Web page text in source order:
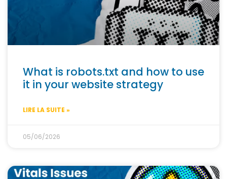
What is robots.txt and how to use
it in your website strategy
LIRE LA SUITE »
05/06/2026